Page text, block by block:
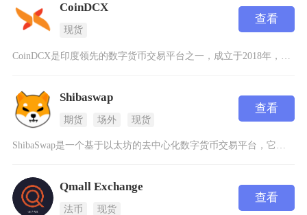
CoinDCX
现货
查看
Shibaswap
期货 场外 现货
查看
Qmall Exchange
法币 现货
查看